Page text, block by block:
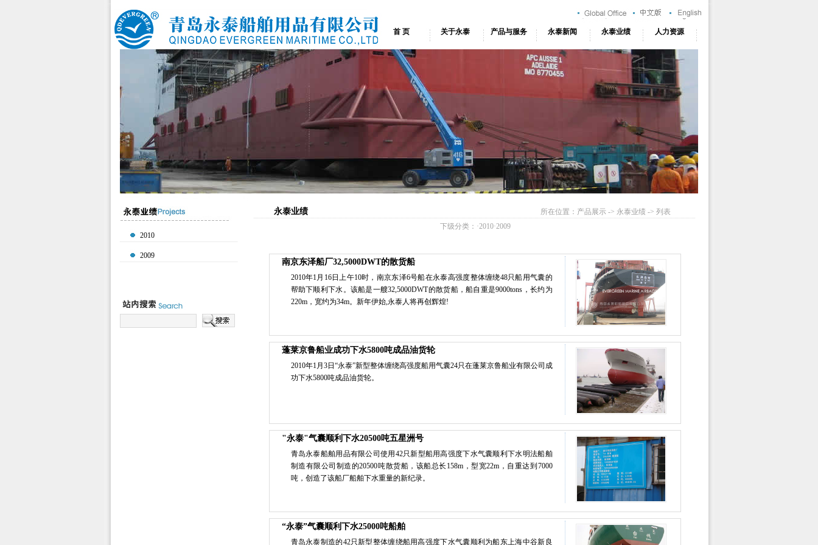
首 页 关于永泰 产品与服务 永泰新闻 永泰业绩 人力资源
2010
2009
永泰业绩 所在位置：产品展示 -> 永泰业绩 -> 列表
下级分类：·2010·2009
南京东泽船厂32,5000DWT的散货船
2010年1月16日上午10时，南京东泽6号船在永泰高强度整体缠绕48只船用气囊的
帮助下顺利下水。该船是一艘32,5000DWT的散货船，船自重是9000tons，长约为
220m，宽约为34m。新年伊始,永泰人将再创辉煌!
蓬莱京鲁船业成功下水5800吨成品油货轮
2010年1月3日“永泰”新型整体缠绕高强度船用气囊24只在蓬莱京鲁船业有限公司成
功下水5800吨成品油货轮。
"永泰"气囊顺利下水20500吨五星洲号
青岛永泰船舶用品有限公司使用42只新型船用高强度下水气囊顺利下水明法船舶
制造有限公司制造的20500吨散货船，该船总长158m，型宽22m，自重达到7000
吨，创造了该船厂船舶下水重量的新纪录。
“永泰”气囊顺利下水25000吨船舶
青岛永泰制造的42只新型整体缠绕船用高强度下水气囊顺利为船东上海中谷新良